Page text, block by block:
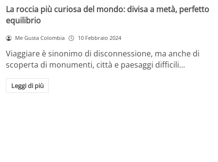
La roccia più curiosa del mondo: divisa a metà, perfetto
equilibrio
Me Gusta Colombia 10 Febbraio 2024
Viaggiare è sinonimo di disconnessione, ma anche di
scoperta di monumenti, città e paesaggi difficili…
Leggi di più